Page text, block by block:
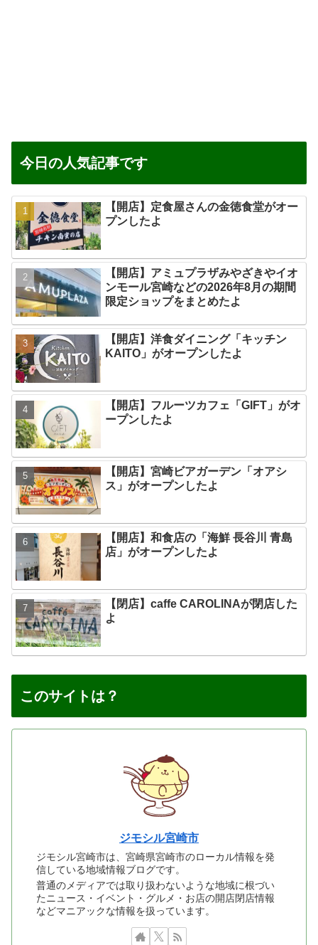
今日の人気記事です
【開店】定食屋さんの金徳食堂がオー
プンしたよ
【開店】アミュプラザみやざきやイオ
ンモール宮崎などの2026年8月の期間
限定ショップをまとめたよ
【開店】洋食ダイニング「キッチン
KAITO」がオープンしたよ
【開店】フルーツカフェ「GIFT」がオ
ープンしたよ
【開店】宮崎ビアガーデン「オアシ
ス」がオープンしたよ
【開店】和食店の「海鮮 長谷川 青島
店」がオープンしたよ
【閉店】caffe CAROLINAが閉店した
よ
このサイトは？
ジモシル宮崎市
ジモシル宮崎市は、宮崎県宮崎市のローカル情報を発
信している地域情報ブログです。
普通のメディアでは取り扱わないような地域に根づい
たニュース・イベント・グルメ・お店の開店閉店情報
などマニアックな情報を扱っています。